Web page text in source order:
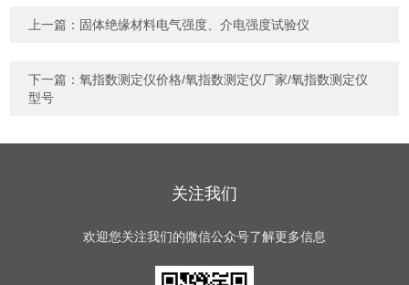
上一篇： 固体绝缘材料电气强度、介电强度试验仪
下一篇：氧指数测定仪价格/氧指数测定仪厂家/氧指数测定仪
型号
关注我们
欢迎您关注我们的微信公众号了解更多信息